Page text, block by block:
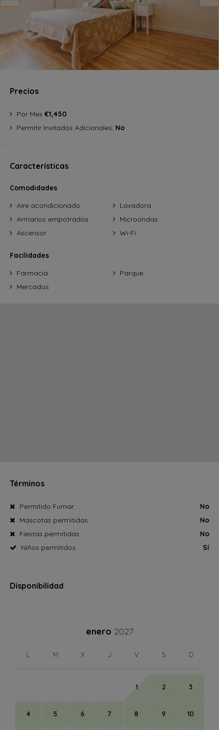
Precios
Por Mes €1,450
Permitir Invitados Adicionales: No
Características
Comodidades
Aire acondicionado
Armarios empotrados
Ascensor
Lavadora
Microondas
Wi-Fi
Facilidades
Farmacia
Mercados
Parque
Términos
Permitido Fumar:
No
Mascotas permitidas:
No
Fiestas permitidas:
No
Niños permitidos:
Sí
Disponibilidad
enero 2027
L M X J V S D
1 2 3
4 5 6 7 8 9 10